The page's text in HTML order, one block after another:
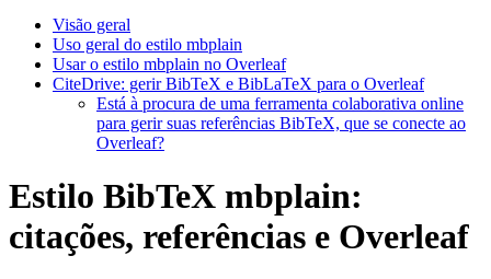
Visão geral
Uso geral do estilo mbplain
Usar o estilo mbplain no Overleaf
CiteDrive: gerir BibTeX e BibLaTeX para o Overleaf
Está à procura de uma ferramenta colaborativa online
para gerir suas referências BibTeX, que se conecte ao
Overleaf?
Estilo BibTeX mbplain:
citações, referências e Overleaf